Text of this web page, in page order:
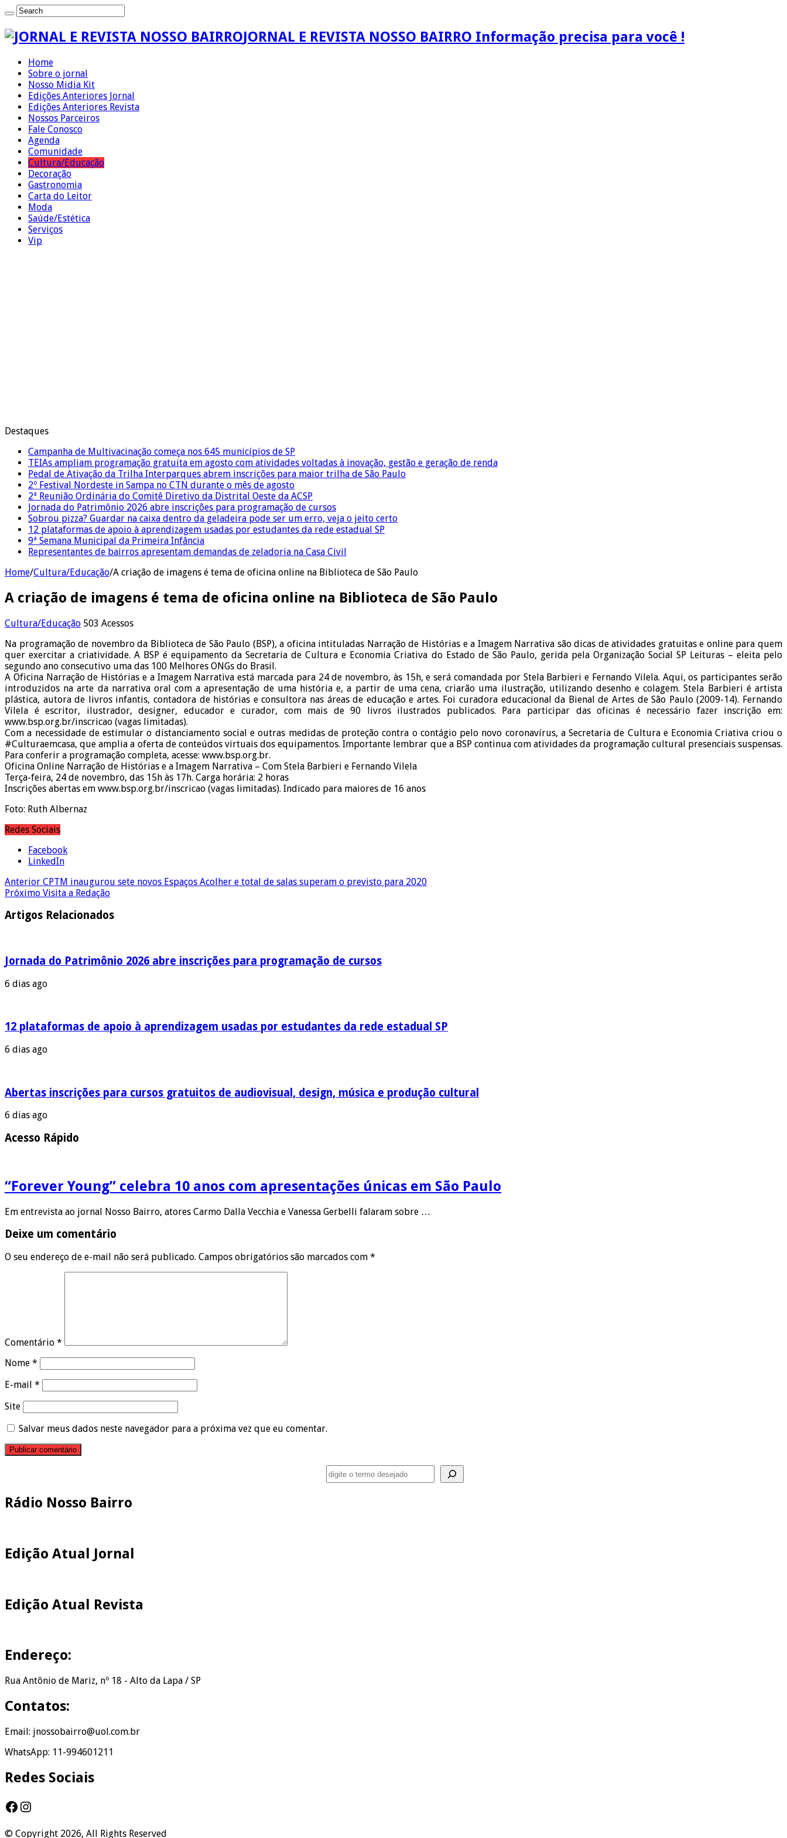
JORNAL E REVISTA NOSSO BAIRRO Informação precisa para você !
Home
Sobre o jornal
Nosso Midia Kit
Edições Anteriores Jornal
Edições Anteriores Revista
Nossos Parceiros
Fale Conosco
Agenda
Comunidade
Cultura/Educação
Decoração
Gastronomia
Carta do Leitor
Moda
Saúde/Estética
Serviços
Vip
Destaques
Campanha de Multivacinação começa nos 645 municípios de SP
TEIAs ampliam programação gratuita em agosto com atividades voltadas à inovação, gestão e geração de renda
Pedal de Ativação da Trilha Interparques abrem inscrições para maior trilha de São Paulo
2º Festival Nordeste in Sampa no CTN durante o mês de agosto
2ª Reunião Ordinária do Comitê Diretivo da Distrital Oeste da ACSP
Jornada do Patrimônio 2026 abre inscrições para programação de cursos
Sobrou pizza? Guardar na caixa dentro da geladeira pode ser um erro, veja o jeito certo
12 plataformas de apoio à aprendizagem usadas por estudantes da rede estadual SP
9ª Semana Municipal da Primeira Infância
Representantes de bairros apresentam demandas de zeladoria na Casa Civil
Home/Cultura/Educação/A criação de imagens é tema de oficina online na Biblioteca de São Paulo
A criação de imagens é tema de oficina online na Biblioteca de São Paulo
Cultura/Educação 503 Acessos
Na programação de novembro da Biblioteca de São Paulo (BSP), a oficina intituladas Narração de Histórias e a Imagem Narrativa são dicas de atividades gratuitas e online para quem
quer exercitar a criatividade. A BSP é equipamento da Secretaria de Cultura e Economia Criativa do Estado de São Paulo, gerida pela Organização Social SP Leituras – eleita pelo
segundo ano consecutivo uma das 100 Melhores ONGs do Brasil.
A Oficina Narração de Histórias e a Imagem Narrativa está marcada para 24 de novembro, às 15h, e será comandada por Stela Barbieri e Fernando Vilela. Aqui, os participantes serão
introduzidos na arte da narrativa oral com a apresentação de uma história e, a partir de uma cena, criarão uma ilustração, utilizando desenho e colagem. Stela Barbieri é artista
plástica, autora de livros infantis, contadora de histórias e consultora nas áreas de educação e artes. Foi curadora educacional da Bienal de Artes de São Paulo (2009-14). Fernando
Vilela é escritor, ilustrador, designer, educador e curador, com mais de 90 livros ilustrados publicados. Para participar das oficinas é necessário fazer inscrição em:
www.bsp.org.br/inscricao (vagas limitadas).
Com a necessidade de estimular o distanciamento social e outras medidas de proteção contra o contágio pelo novo coronavírus, a Secretaria de Cultura e Economia Criativa criou o
#Culturaemcasa, que amplia a oferta de conteúdos virtuais dos equipamentos. Importante lembrar que a BSP continua com atividades da programação cultural presenciais suspensas.
Para conferir a programação completa, acesse: www.bsp.org.br.
Oficina Online Narração de Histórias e a Imagem Narrativa – Com Stela Barbieri e Fernando Vilela
Terça-feira, 24 de novembro, das 15h às 17h. Carga horária: 2 horas
Inscrições abertas em www.bsp.org.br/inscricao (vagas limitadas). Indicado para maiores de 16 anos
Foto: Ruth Albernaz
Redes Sociais
Facebook
LinkedIn
Anterior CPTM inaugurou sete novos Espaços Acolher e total de salas superam o previsto para 2020
Próximo Visita a Redação
Artigos Relacionados
Jornada do Patrimônio 2026 abre inscrições para programação de cursos
6 dias ago
12 plataformas de apoio à aprendizagem usadas por estudantes da rede estadual SP
6 dias ago
Abertas inscrições para cursos gratuitos de audiovisual, design, música e produção cultural
6 dias ago
Acesso Rápido
“Forever Young” celebra 10 anos com apresentações únicas em São Paulo
Em entrevista ao jornal Nosso Bairro, atores Carmo Dalla Vecchia e Vanessa Gerbelli falaram sobre …
Deixe um comentário
O seu endereço de e-mail não será publicado. Campos obrigatórios são marcados com *
Comentário *
Nome *
E-mail *
Site
Salvar meus dados neste navegador para a próxima vez que eu comentar.
Rádio Nosso Bairro
Edição Atual Jornal
Edição Atual Revista
Endereço:
Rua Antônio de Mariz, nº 18 - Alto da Lapa / SP
Contatos:
Email: jnossobairro@uol.com.br
WhatsApp: 11-994601211
Redes Sociais
Facebook
Instagram
© Copyright 2026, All Rights Reserved